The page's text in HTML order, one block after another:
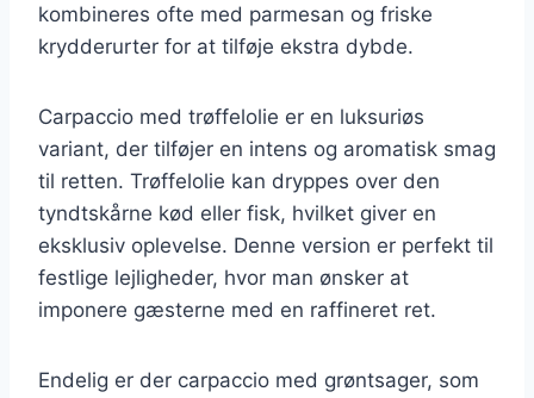
kombineres ofte med parmesan og friske
krydderurter for at tilføje ekstra dybde.
Carpaccio med trøffelolie er en luksuriøs
variant, der tilføjer en intens og aromatisk smag
til retten. Trøffelolie kan dryppes over den
tyndtskårne kød eller fisk, hvilket giver en
eksklusiv oplevelse. Denne version er perfekt til
festlige lejligheder, hvor man ønsker at
imponere gæsterne med en raffineret ret.
Endelig er der carpaccio med grøntsager, som